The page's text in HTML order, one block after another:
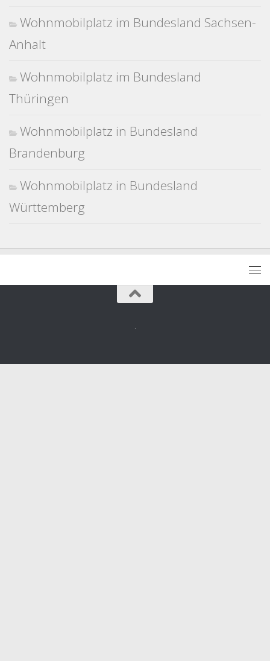
Wohnmobilplatz im Bundesland Sachsen-
Anhalt
Wohnmobilplatz im Bundesland
Thüringen
Wohnmobilplatz in Bundesland
Brandenburg
Wohnmobilplatz in Bundesland
Württemberg
.